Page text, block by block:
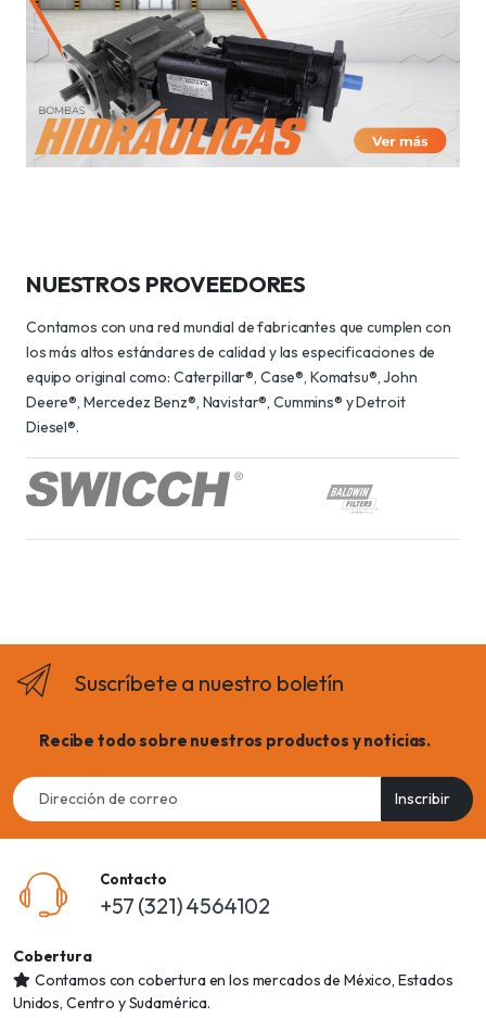
NUESTROS PROVEEDORES
Contamos con una red mundial de fabricantes que cumplen con
los más altos estándares de calidad y las especificaciones de
equipo original como: Caterpillar®, Case®, Komatsu®, John
Deere®, Mercedez Benz®, Navistar®, Cummins® y Detroit
Diesel®.
Suscríbete a nuestro boletín
Recibe todo sobre nuestros productos y noticias.
Email
address
Inscribir
Contacto
+57 (321) 4564102
Cobertura
Contamos con cobertura en los mercados de México, Estados
Unidos, Centro y Sudamérica.